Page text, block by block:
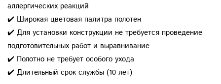
аллергических реакций
✔️ Широкая цветовая палитра полотен
✔️ Для установки конструкции не требуется проведение
подготовительных работ и выравнивание
✔️ Полотно не требует особого ухода
✔️ Длительный срок службы (10 лет)